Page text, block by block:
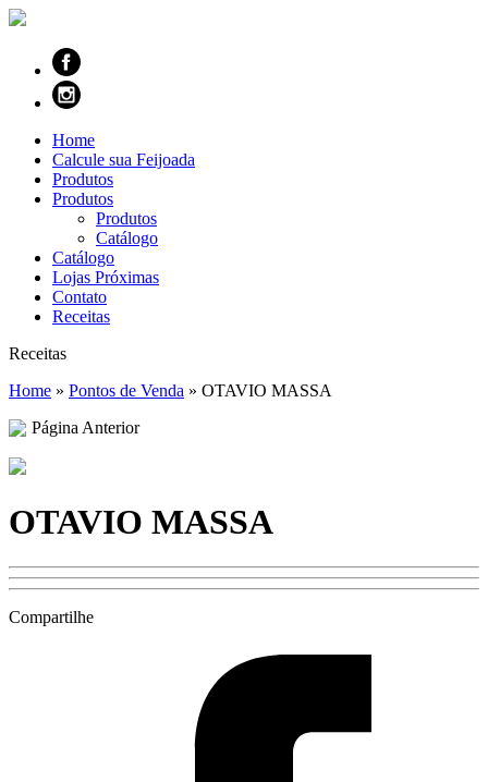
Home
Calcule sua Feijoada
Produtos
Produtos
Produtos
Catálogo
Catálogo
Lojas Próximas
Contato
Receitas
Receitas
Home » Pontos de Venda » OTAVIO MASSA
Página Anterior
OTAVIO MASSA
Compartilhe